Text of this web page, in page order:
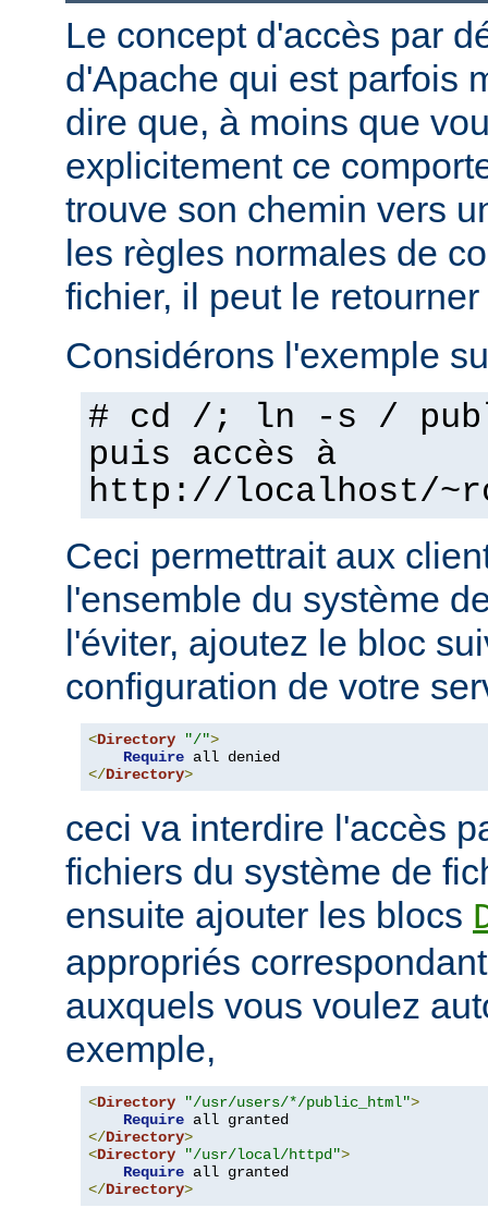
Le concept d'accès par
d'Apache qui est parfois
dire que, à moins que
explicitement ce
trouve son chemin vers
les règles normales de
fichier, il peut le
Considérons l'exemple
# cd /; ln -s /
puis accès à
http://localhost/
Ceci permettrait aux
l'ensemble du système
l'éviter, ajoutez le bloc
configuration de votre
<Directory "/">
Require
</Directory>
ceci va interdire l'accès
fichiers du système de
ensuite ajouter les blocs
appropriés
auxquels vous voulez
exemple,
<Directory "/usr/users/*/public_html">
Require
</Directory>
<Directory "/usr/local/httpd">
Require
</Directory>